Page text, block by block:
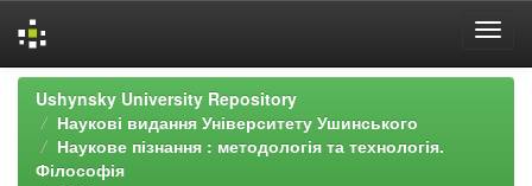
Skip
navigation
Ushynsky University Repository
Наукові видання Університету Ушинського
Наукове пізнання : методологія та технологія.
Філософія